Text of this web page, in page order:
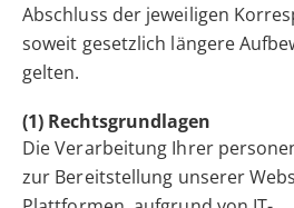
Abschluss der jeweiligen
soweit gesetzlich längere
gelten.
(1) Rechtsgrundlagen
Die Verarbeitung Ihrer
zur Bereitstellung unserer